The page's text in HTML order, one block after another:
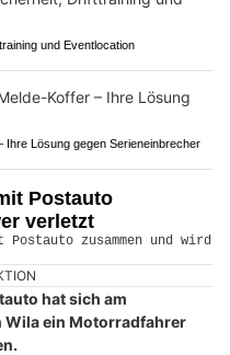
und Eventlocation
Ihre Lösung gegen Serieneinbrecher
Postauto
verletzt
hat sich am
Wila ein Motorradfahrer